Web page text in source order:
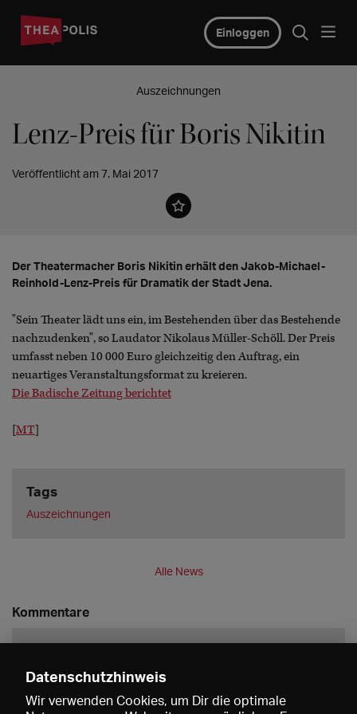
Einloggen
Auszeichnungen
Lenz-Preis für Boris Nikitin
Veröffentlicht am 7. Mai 2017
Der Theatermacher Boris Nikitin erhält den Jakob-Michael-
Reinhold-Lenz-Preis für Dramatik der Stadt Jena.
"Sein Theater lädt uns ein, im Bestehenden über das Bestehende
nachzudenken", so Laudator Nikolaus Müller-Schöll. Der Preis
umfasst neben 10 000 Euro gleichzeitig den Auftrag, ein
neuartiges Veranstaltungsformat zu kreieren.
Die Badische Zeitung berichtet
[MT]
Tags
Auszeichnungen
Alle News
Kommentare
Datenschutzhinweis
Wir verwenden Cookies, um Dir die optimale